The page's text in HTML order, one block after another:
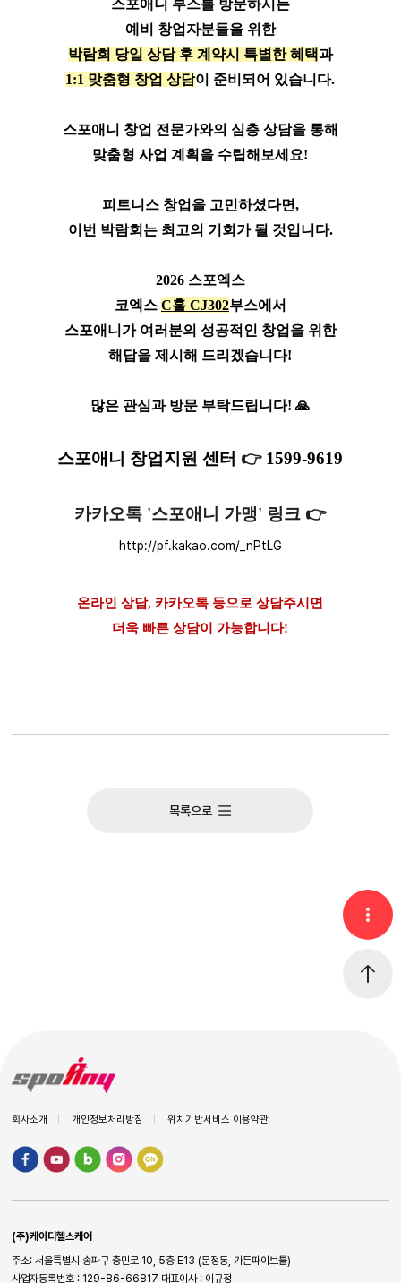
스포애니 부스를 방문하시는
예비 창업자분들을 위한
박람회 당일 상담 후 계약시 특별한 혜택과
1:1 맞춤형 창업 상담이 준비되어 있습니다.
스포애니 창업 전문가와의 심층 상담을 통해
맞춤형 사업 계획을 수립해보세요!
피트니스 창업을 고민하셨다면,
이번 박람회는 최고의 기회가 될 것입니다.
2026 스포엑스
코엑스 C홀 CJ302부스에서
스포애니가 여러분의 성공적인 창업을 위한
해답을 제시해 드리겠습니다!
많은 관심과 방문 부탁드립니다! 🙏
스포애니 창업지원 센터 👉 1599-9619
카카오톡 '스포애니 가맹' 링크 👉
http://pf.kakao.com/_nPtLG
온라인 상담, 카카오톡 등으로 상담주시면
더욱 빠른 상담이 가능합니다!
목록으로
회사소개 개인정보처리방침 위치기반서비스 이용약관
(주)케이디헬스케어
주소: 서울특별시 송파구 충민로 10, 5층 E13 (문정동, 가든파이브툴)
사업자등록번호 : 129-86-66817 대표이사 : 이규정